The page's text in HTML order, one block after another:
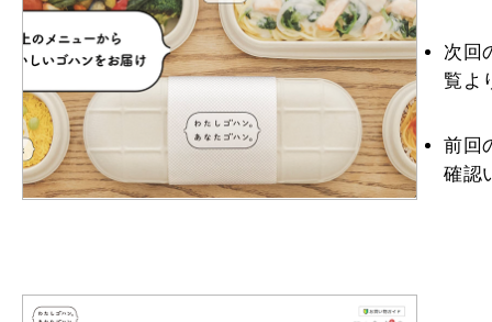
次回
覧よ
前回
確認